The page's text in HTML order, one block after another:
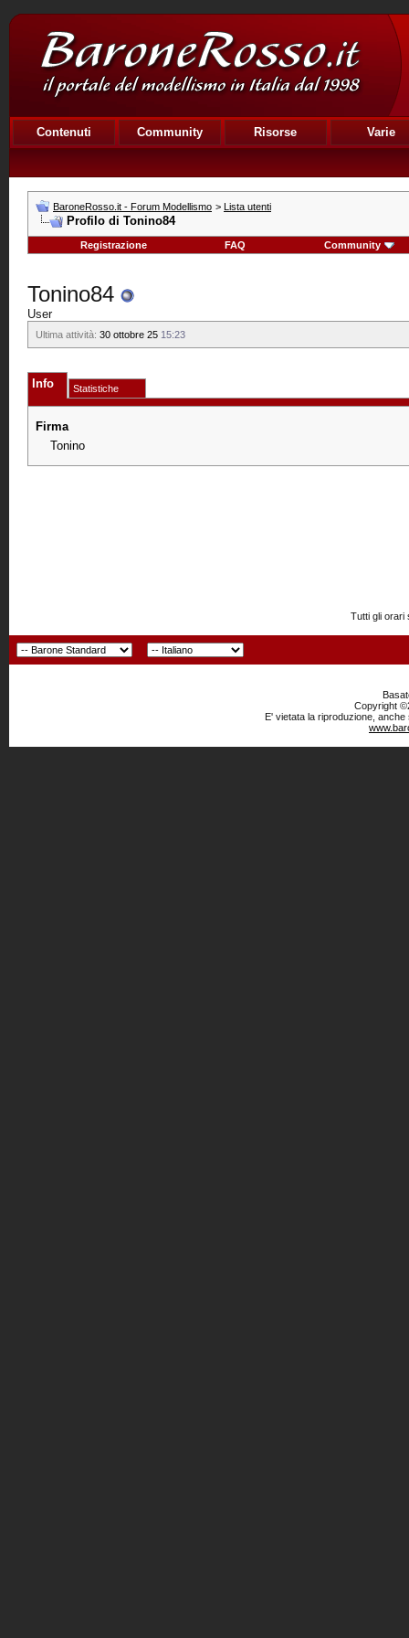
Contenuti Community Risorse Varie
BaroneRosso.it - Forum Modellismo > Lista utenti
Profilo di Tonino84
Registrazione FAQ Community
Tonino84
User
Ultima attività: 30 ottobre 25 15:23
Info Statistiche
Firma
Tonino
Tutti gli orari
Copyright
E' vietata la riproduzione,